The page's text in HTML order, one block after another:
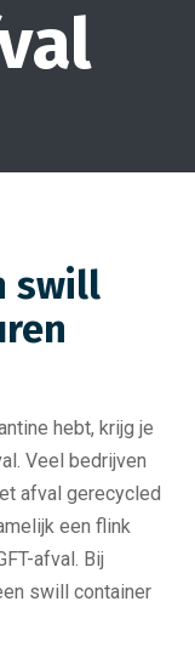
swill
hebt, krijg je
Veel bedrijven
afval gerecycled
een flink
afval. Bij
swill container